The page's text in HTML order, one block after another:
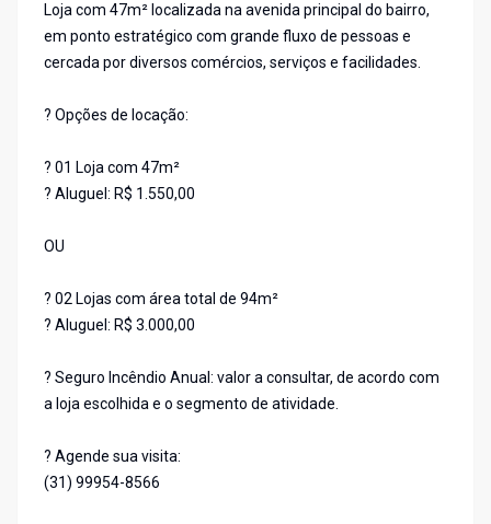
Loja com 47m² localizada na avenida principal do bairro,
em ponto estratégico com grande fluxo de pessoas e
cercada por diversos comércios, serviços e facilidades.
? Opções de locação:
? 01 Loja com 47m²
? Aluguel: R$ 1.550,00
OU
? 02 Lojas com área total de 94m²
? Aluguel: R$ 3.000,00
? Seguro Incêndio Anual: valor a consultar, de acordo com
a loja escolhida e o segmento de atividade.
? Agende sua visita:
(31) 99954-8566